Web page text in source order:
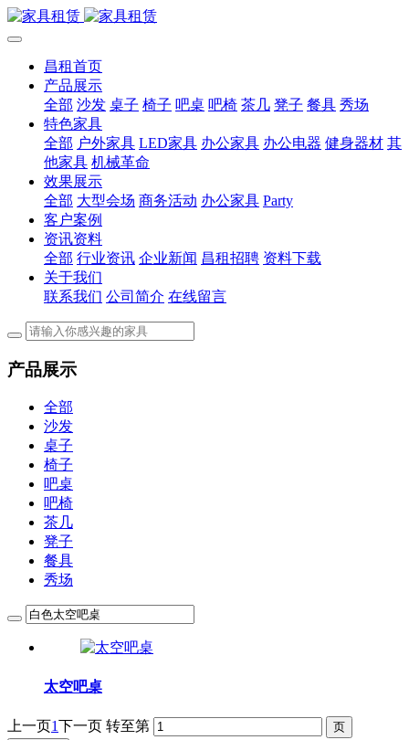
昌租首页
产品展示
全部 沙发 桌子 椅子 吧桌 吧椅 茶几 凳子 餐具 秀场
特色家具
全部 户外家具 LED家具 办公家具 办公电器 健身器材 其
他家具 机械革命
效果展示
全部 大型会场 商务活动 办公家具 Party
客户案例
资讯资料
全部 行业资讯 企业新闻 昌租招聘 资料下载
关于我们
联系我们 公司简介 在线留言
产品展示
全部
沙发
桌子
椅子
吧桌
吧椅
茶几
凳子
餐具
秀场
太空吧桌
上一页1下一页 转至第